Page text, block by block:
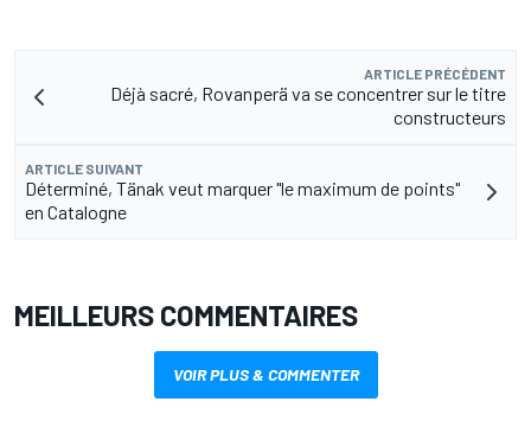
ARTICLE PRÉCÉDENT
Déjà sacré, Rovanperä va se concentrer sur le titre
constructeurs
ARTICLE SUIVANT
Déterminé, Tänak veut marquer "le maximum de points"
en Catalogne
MEILLEURS COMMENTAIRES
VOIR PLUS & COMMENTER